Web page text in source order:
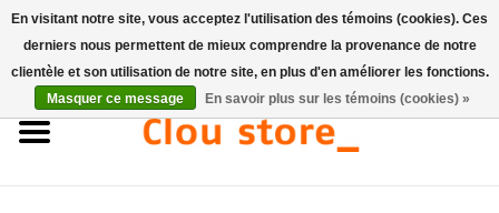
Accueil
En visitant notre site, vous acceptez l'utilisation des témoins (cookies). Ces
derniers nous permettent de mieux comprendre la provenance de notre
clientèle et son utilisation de notre site, en plus d'en améliorer les fonctions.
Masquer ce message
En savoir plus sur les témoins (cookies) »